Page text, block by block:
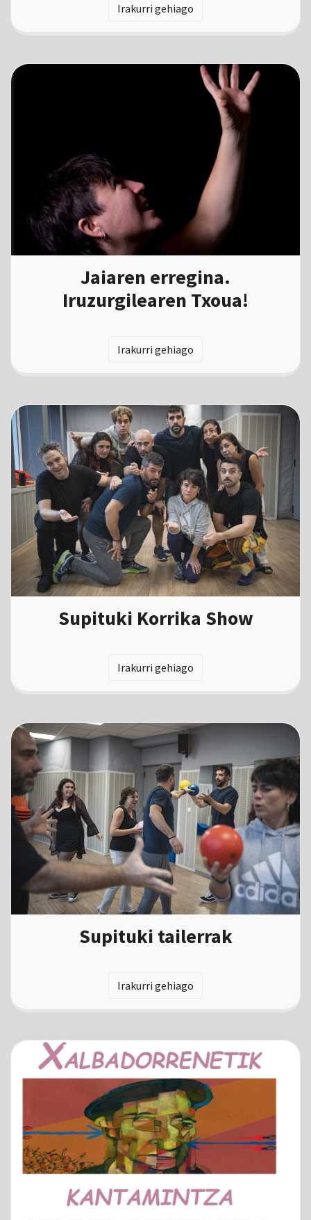
Irakurri gehiago
Supituki Korrika Show
Irakurri gehiago
Supituki tailerrak
Irakurri gehiago
Jaiaren erregina.
Iruzurgilearen Txoua!
Irakurri gehiago